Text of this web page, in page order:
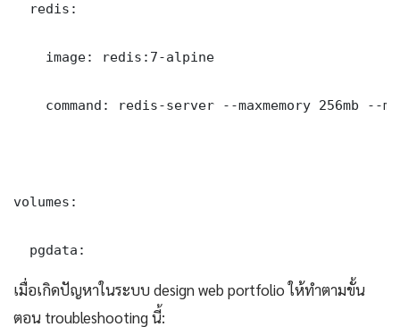
  redis:
    image: redis:7-alpine
command: redis-server --maxmemory 256mb --
volumes:
  pgdata:
เมื่อเกิดปัญหาในระบบ design web portfolio ให้ทำตามขั้น
ตอน troubleshooting นี้: